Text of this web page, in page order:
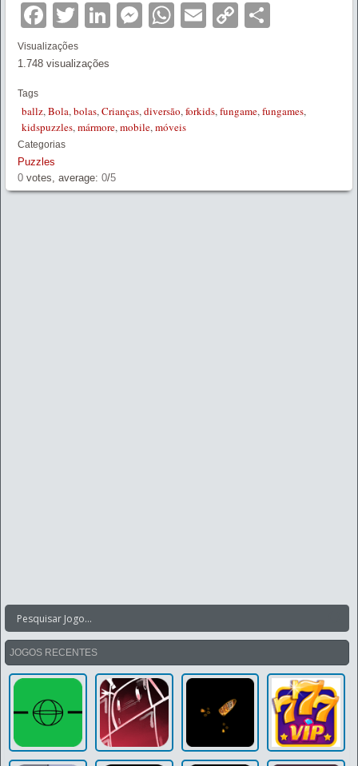
Facebook
TwitterLinkedIn
Messenger
WhatsApp
EmailCopy
Visualizações
1.748 visualizações
Tags
ballz,Bola,bolas,Crianças,diversão,forkids,fungame,fungames,
kidspuzzles,mármore,mobile,móveis
Categorias
Puzzles
0 votes, average: 0/5
JOGOS RECENTES